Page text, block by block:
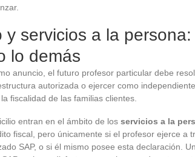
y servicios a la
lo demás
anuncio, el futuro profesor particular debe
autorizada o ejercer como
fiscalidad de las familias clientes.
entran en el ámbito de los servicios a la
fiscal, pero únicamente si el profesor ejerce a
SAP, o si él mismo posee esta declaración.